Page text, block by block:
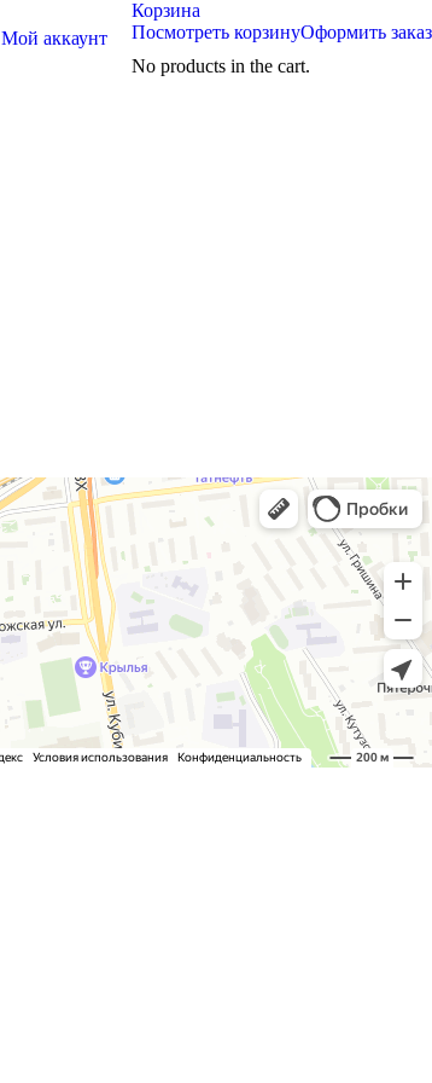
Мой аккаунт
Корзина
Посмотреть корзинуОформить заказ
No products in the cart.